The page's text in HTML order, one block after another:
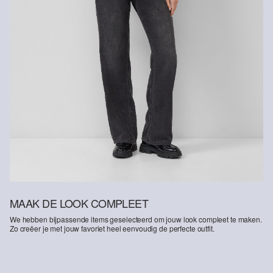
MAAK DE LOOK COMPLEET
We hebben bijpassende items geselecteerd om jouw look compleet te maken.
Zo creëer je met jouw favoriet heel eenvoudig de perfecte outfit.